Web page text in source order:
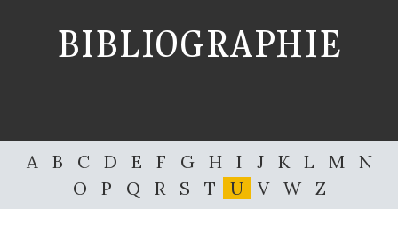
BIBLIOGRAPHIE
A B C D E F G H I J K L M
N
O
P Q R S T U V W Z